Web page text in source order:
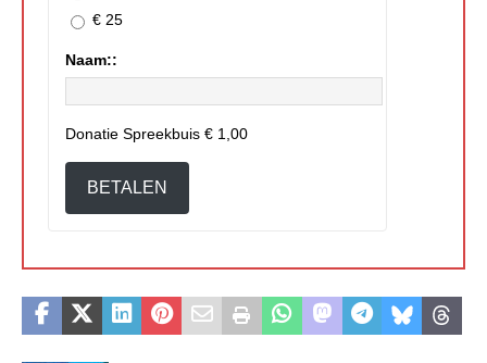
€ 25
Naam::
Donatie Spreekbuis € 1,00
BETALEN